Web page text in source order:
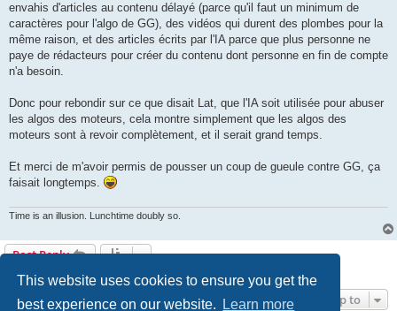
This website uses cookies to ensure you get the
best experience on our website.
Learn more
envahis d'articles au contenu délayé (parce qu'il faut un minimum de
caractères pour l'algo de GG), des vidéos qui durent des plombes pour la
même raison, et des articles écrits par l'IA parce que plus personne ne
paye de rédacteurs pour créer du contenu dont personne en fin de compte
n'a besoin.
Donc pour rebondir sur ce que disait Lat, que l'IA soit utilisée pour abuser
les algos des moteurs, cela montre simplement que les algos des
moteurs sont à revoir complètement, et il serait grand temps.
Et merci de m'avoir permis de pousser un coup de gueule contre GG, ça
faisait longtemps.
Time is an illusion. Lunchtime doubly so.
Post Reply
Jump to